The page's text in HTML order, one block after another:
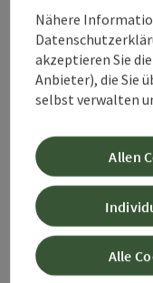
Beitrag
zum
PDF
powered by
Nähere
akzeptieren Sie
Anbieter), die Sie
selbst verwalten
Alle
Allen